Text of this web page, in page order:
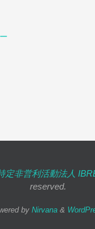
定非営利活動法人
reserved.
by Nirvana&